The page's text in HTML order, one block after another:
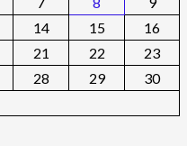
14 15
16
21 22
23
28 29
30